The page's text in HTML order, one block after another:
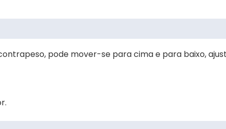
pode mover-se para cima e para baixo,